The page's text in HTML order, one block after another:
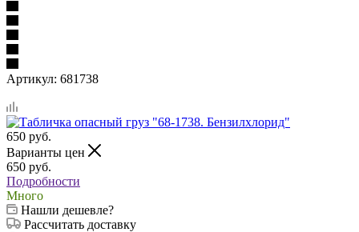
Артикул: 681738
650 руб.
Варианты цен
650 руб.
Подробности
Много
Нашли дешевле?
Рассчитать доставку